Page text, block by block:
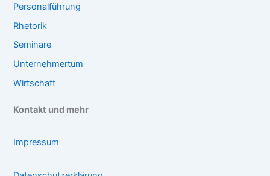
Personalführung
Rhetorik
Seminare
Unternehmertum
Wirtschaft
Kontakt und mehr
Impressum